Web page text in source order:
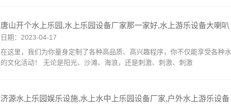
唐山开个水上乐园,水上乐园设备厂家那一家好,水上游乐设备大喇叭
日期：2023-04-17
在这里，我们为你量身定制了各种高品质、高兴趣程序，你不仅能享受各种
的文化活动！ 无论是阳光、沙滩、海浪，还是刺激、刺激、刺激
济源水上乐园娱乐设施,水上水中上乐园设备厂家,户外水上游乐设备